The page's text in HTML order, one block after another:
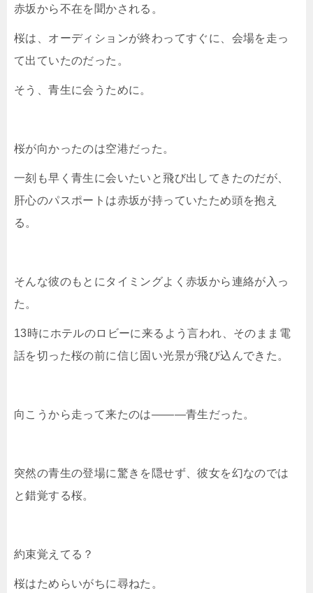
赤坂から不在を聞かされる。
桜は、オーディションが終わってすぐに、会場を走っ
て出ていたのだった。
そう、青生に会うために。
桜が向かったのは空港だった。
一刻も早く青生に会いたいと飛び出してきたのだが、
肝心のパスポートは赤坂が持っていたため頭を抱え
る。
そんな彼のもとにタイミングよく赤坂から連絡が入っ
た。
13時にホテルのロビーに来るよう言われ、そのまま電
話を切った桜の前に信じ固い光景が飛び込んできた。
向こうから走って来たのは―――青生だった。
突然の青生の登場に驚きを隠せず、彼女を幻なのでは
と錯覚する桜。
約束覚えてる？
桜はためらいがちに尋ねた。